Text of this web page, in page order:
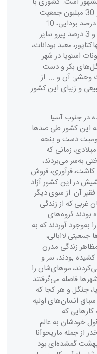
وسعت 140.797 کیلومتر مربع و 30 میلیون جمعیت
است که 60 درصد آن هندو، 22 درصد بودایی، 10
درصد مسلمان، 5 درصد مسیحی و 3 درصد پیرو سایر
معبد بودانات،
استوپا در شهر
بکر و دست
وحشی آن و .... از
و زیبای این کشور
در جنوب آسیا
این کشور طی صدها
دست و پنجه
نرم کرده است. در دهۀ 60 و 70 میلادی، زمانی که
به‌سر می‌بردند،
کاشت، فرآوری، فروش
در این کشور آزاد
آن. از سوی دیگر
غربی که از زندگی
گروه‌های
به‌وجود آوردند که به
لاابالی،
زندگی مدرن
بودند، سر و
موهای‌شان را
فاصله می‌گرفتند
جنگل و هر کجا که
انسان‌های اولیه
که
خودشان به عالم
از جمله ماریجوآنا
بهشت گمشده‌ای بود